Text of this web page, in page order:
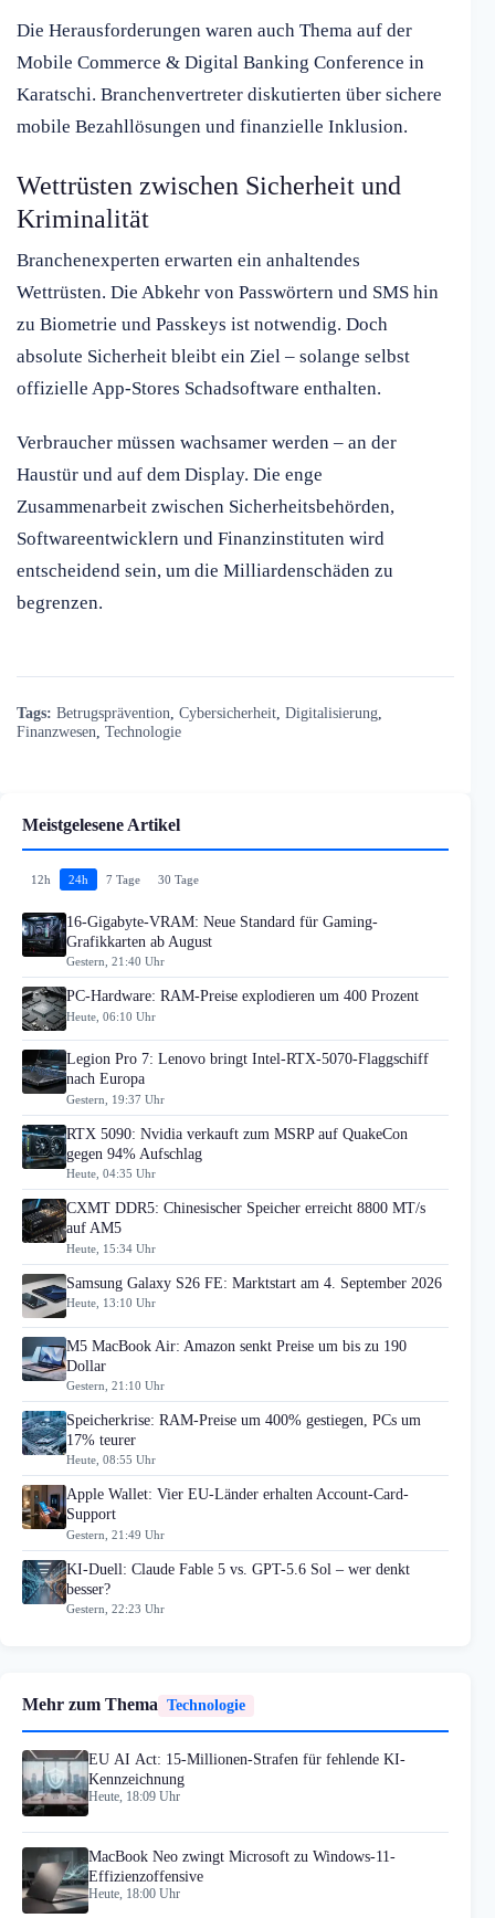
Die Herausforderungen waren auch Thema auf der
Mobile Commerce & Digital Banking Conference in
Karatschi. Branchenvertreter diskutierten über sichere
mobile Bezahllösungen und finanzielle Inklusion.
Wettrüsten zwischen Sicherheit und
Kriminalität
Branchenexperten erwarten ein anhaltendes
Wettrüsten. Die Abkehr von Passwörtern und SMS hin
zu Biometrie und Passkeys ist notwendig. Doch
absolute Sicherheit bleibt ein Ziel – solange selbst
offizielle App-Stores Schadsoftware enthalten.
Verbraucher müssen wachsamer werden – an der
Haustür und auf dem Display. Die enge
Zusammenarbeit zwischen Sicherheitsbehörden,
Softwareentwicklern und Finanzinstituten wird
entscheidend sein, um die Milliardenschäden zu
begrenzen.
Tags: Betrugsprävention Cybersicherheit Digitalisierung
Finanzwesen Technologie
Meistgelesene Artikel
12h 24h 7 Tage 30 Tage
16-Gigabyte-VRAM: Neue Standard für Gaming-
Grafikkarten ab August
Gestern, 21:40 Uhr
PC-Hardware: RAM-Preise explodieren um 400 Prozent
Heute, 06:10 Uhr
Legion Pro 7: Lenovo bringt Intel-RTX-5070-Flaggschiff
nach Europa
Gestern, 19:37 Uhr
RTX 5090: Nvidia verkauft zum MSRP auf QuakeCon
gegen 94% Aufschlag
Heute, 04:35 Uhr
CXMT DDR5: Chinesischer Speicher erreicht 8800 MT/s
auf AM5
Heute, 15:34 Uhr
Samsung Galaxy S26 FE: Marktstart am 4. September 2026
Heute, 13:10 Uhr
M5 MacBook Air: Amazon senkt Preise um bis zu 190
Dollar
Gestern, 21:10 Uhr
Speicherkrise: RAM-Preise um 400% gestiegen, PCs um
17% teurer
Heute, 08:55 Uhr
Apple Wallet: Vier EU-Länder erhalten Account-Card-
Support
Gestern, 21:49 Uhr
KI-Duell: Claude Fable 5 vs. GPT-5.6 Sol – wer denkt
besser?
Gestern, 22:23 Uhr
Mehr zum Thema Technologie
EU AI Act: 15-Millionen-Strafen für fehlende KI-
Kennzeichnung
Heute, 18:09 Uhr
MacBook Neo zwingt Microsoft zu Windows-11-
Effizienzoffensive
Heute, 18:00 Uhr